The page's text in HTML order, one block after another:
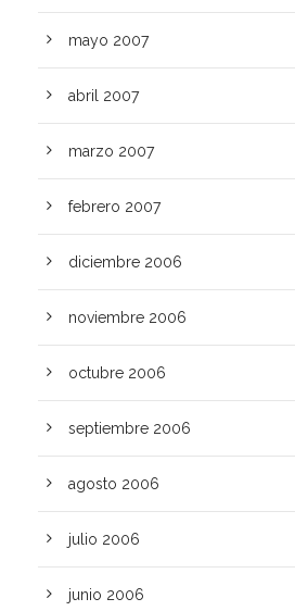
mayo 2007
abril 2007
marzo 2007
febrero 2007
diciembre 2006
noviembre 2006
octubre 2006
septiembre 2006
agosto 2006
julio 2006
junio 2006